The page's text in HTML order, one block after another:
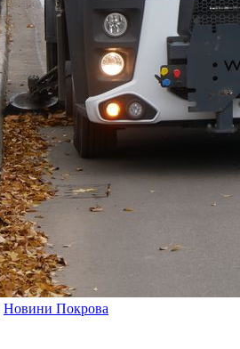
Новини Покрова